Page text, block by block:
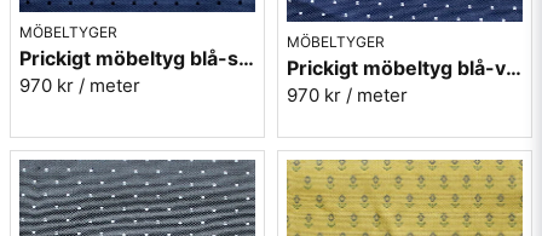
MÖBELTYGER
Prickigt möbeltyg blå-svart Micro nr.53
970 kr / meter
MÖBELTYGER
Prickigt möbeltyg blå-vit Micro nr.54
970 kr / meter